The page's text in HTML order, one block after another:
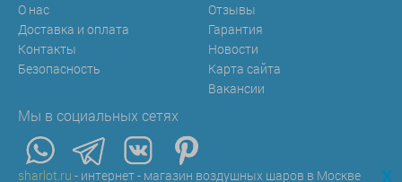
О нас
Доставка и оплата
Контакты
Безопасность
Отзывы
Гарантия
Новости
Карта сайта
Вакансии
Мы в социальных сетях
sharlot.ru - интернет - магазин воздушных шаров в Москве x